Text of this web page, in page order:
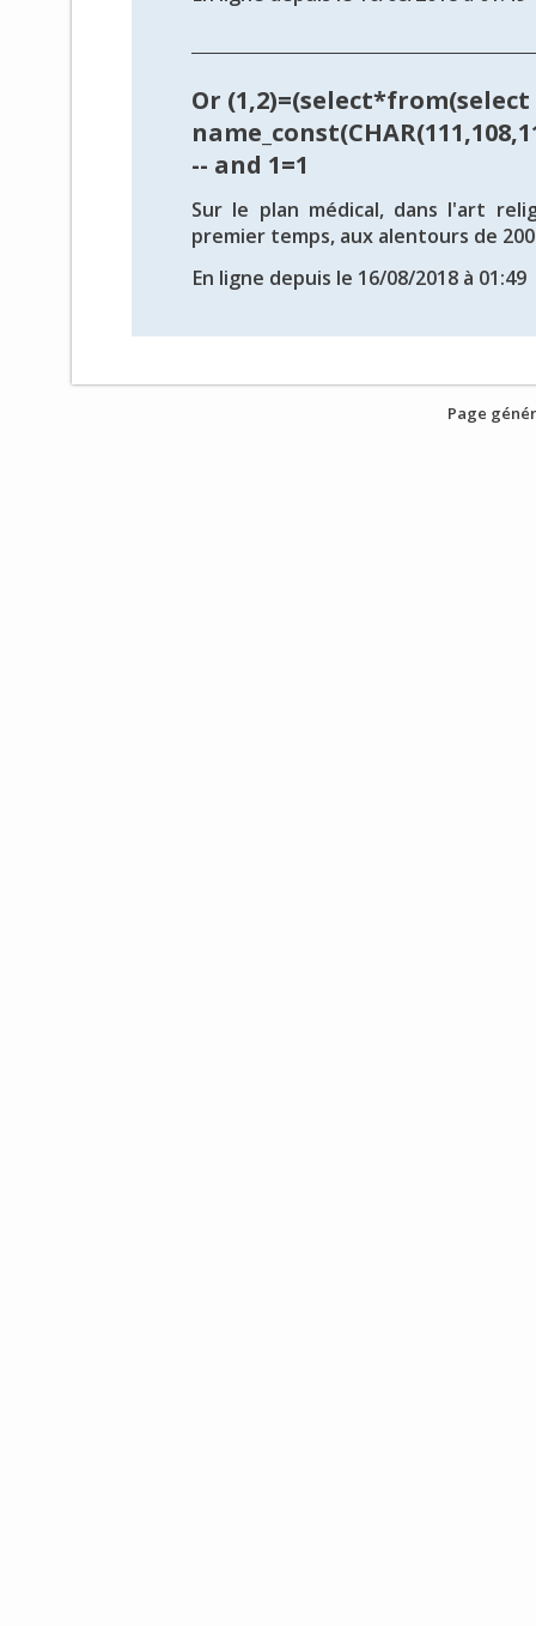
Or (1,2)=(select*from(select
-- and 1=1
Sur le plan médical, dans l'art
premier temps, aux alentours de
En ligne depuis le 16/08/2018 à 01:49
Page